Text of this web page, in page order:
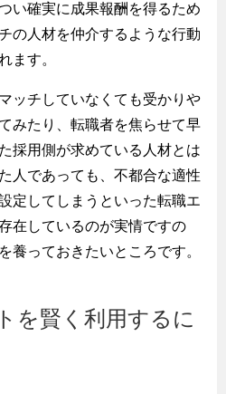
い確実に成果報酬を得るため
の人材を仲介するような行動
ます。
ッチしていなくても受かりや
みたり、転職者を焦らせて早
採用側が求めている人材とは
人であっても、不都合な適性
定してしまうといった転職エ
在しているのが実情ですの
養っておきたいところです。
を賢く利用するに